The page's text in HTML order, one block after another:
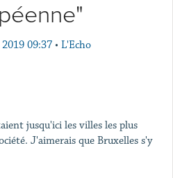
09:37 • L'Echo
jusqu'ici les villes les plus
J'aimerais que Bruxelles s'y